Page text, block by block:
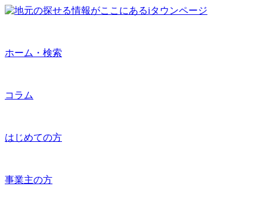
ホーム・検索
コラム
はじめての方
事業主の方